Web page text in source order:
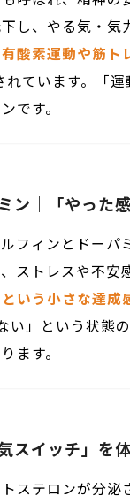
し、やる気・
酸素運動や筋
れています。「
です。
｜「やった
フィンとドー
ストレスや不
という小さな達
」という状態
ます。
イッチ」を
ステロンが分